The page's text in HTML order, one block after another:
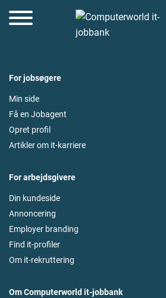
For jobsøgere
Min side
Få en Jobagent
Opret profil
Artikler om it-karriere
For arbejdsgivere
Din kundeside
Annoncering
Employer branding
Find it-profiler
Om it-rekruttering
Om Computerworld it-jobbank